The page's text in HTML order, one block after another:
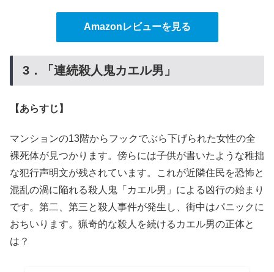
Amazonレビューを見る
3．「連続殺人鬼カエル男」
【あらすじ】
マンションの13階からフックでぶら下げられた女性の全
裸死体が見つかります。傍らには子供が書いたような稚拙
な犯行声明文が残されています。これが近隣住民を恐怖と
混乱の渦に陥れる殺人鬼「カエル男」による凶行の始まり
です。第二、第三と殺人事件が発生し、街中はパニックに
おちいります。猟奇的な殺人を続けるカエル男の正体と
は？